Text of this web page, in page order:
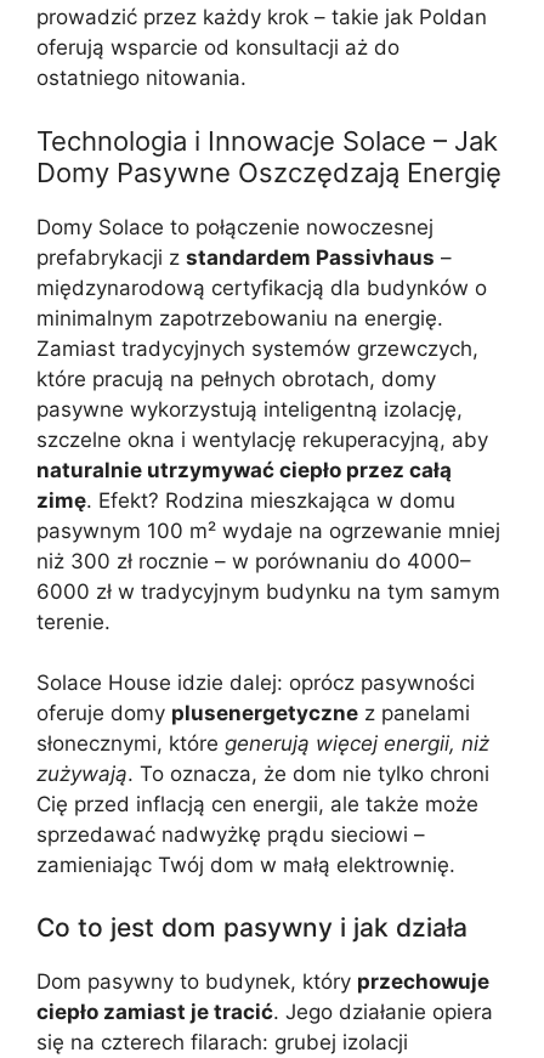
prowadzić przez każdy krok – takie jak Poldan
oferują wsparcie od konsultacji aż do
ostatniego nitowania.
Technologia i Innowacje Solace – Jak
Domy Pasywne Oszczędzają Energię
Domy Solace to połączenie nowoczesnej
prefabrykacji z standardem Passivhaus –
międzynarodową certyfikacją dla budynków o
minimalnym zapotrzebowaniu na energię.
Zamiast tradycyjnych systemów grzewczych,
które pracują na pełnych obrotach, domy
pasywne wykorzystują inteligentną izolację,
szczelne okna i wentylację rekuperacyjną, aby
naturalnie utrzymywać ciepło przez całą
zimę. Efekt? Rodzina mieszkająca w domu
pasywnym 100 m² wydaje na ogrzewanie mniej
niż 300 zł rocznie – w porównaniu do 4000–
6000 zł w tradycyjnym budynku na tym samym
terenie.
Solace House idzie dalej: oprócz pasywności
oferuje domy plusenergetyczne z panelami
słonecznymi, które generują więcej energii, niż
zużywają. To oznacza, że dom nie tylko chroni
Cię przed inflacją cen energii, ale także może
sprzedawać nadwyżkę prądu sieciowi –
zamieniając Twój dom w małą elektrownię.
Co to jest dom pasywny i jak działa
Dom pasywny to budynek, który przechowuje
ciepło zamiast je tracić. Jego działanie opiera
się na czterech filarach: grubej izolacji